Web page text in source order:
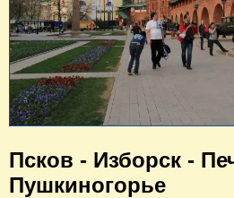
Псков - Изборск -
Пушкиногорье